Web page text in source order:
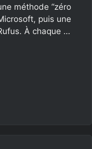
méthode “zéro
puis une
À chaque …